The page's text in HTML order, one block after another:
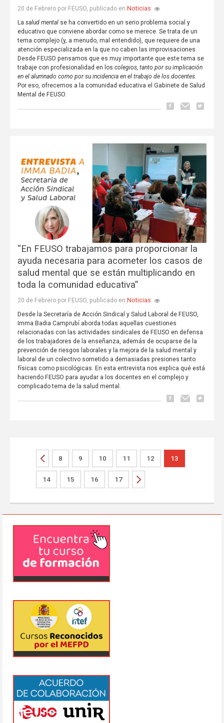
20 de Febrero por FEUSO, publicado en Noticias
La salud mentalse ha convertido en un serio problema social y
educativo que conviene abordar como se merece. Se trata de un
tema complejo (y, a menudo, mal entendido), que requiere de una
atención especializada en la que no caben las improvisaciones.
Desde FEUSO pensamos que es muy importante que este tema se
trabaje con profesionalidad en los colegios, tanto por su implicación
en el alumnado como por su incidencia en el trabajo de los docentes.
Por eso, ofrecemos a la comunidad educativa el Gabinete de Salud
Mental de FEUSO.
“En FEUSO trabajamos para proporcionar la
ayuda necesaria para acometer los casos de
salud mental que se están multiplicando en
toda la comunidad educativa”
20 de Febrero por FEUSO, publicado en Noticias
Desde la Secretaría de Acción Sindical y Salud Laboral de FEUSO,
Imma Badia Camprubí aborda todas aquellas cuestiones
relacionadas con las actividades sindicales de FEUSO en defensa
de los trabajadores de la enseñanza, además de ocuparse de la
prevención de riesgos laborales y la mejora de la salud mental y
laboral de un colectivo sometido a demasiadas presiones tanto
físicas como psicológicas. En esta entrevista nos explica qué está
haciendo FEUSO para ayudar a los docentes en el complejo y
complicado tema de la salud mental.
8 9 10 11 12 13
14 15 16 17